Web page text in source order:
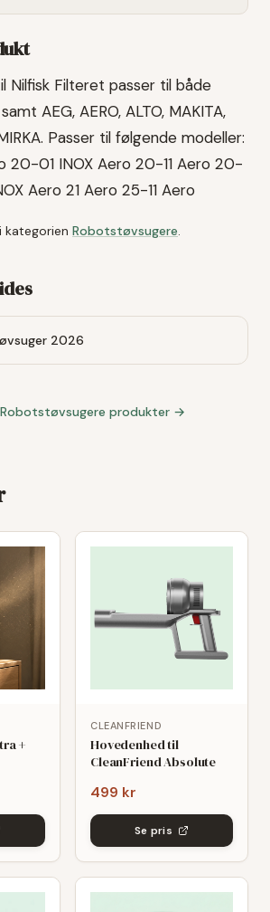
Nilfisk Filteret passer til både
AEG, AERO, ALTO, MAKITA,
Passer til følgende modeller:
20-01 INOX Aero 20-11 Aero 20-
Aero 21 Aero 25-11 Aero
kategorien Robotstøvsugere.
2026
Robotstøvsugere produkter →
+
CLEANFRIEND
Hovedenhed til
CleanFriend Absolute
499 kr
Se pris